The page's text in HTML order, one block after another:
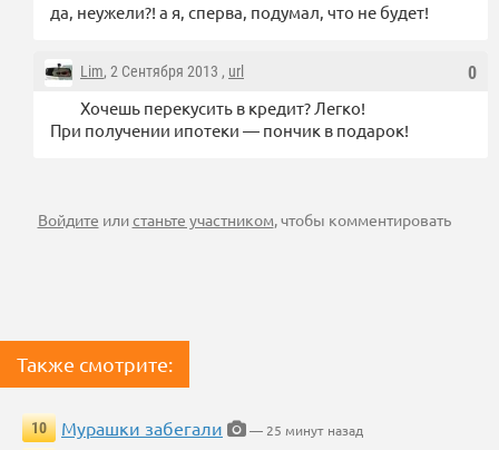
да, неужели?! а я, сперва, подумал, что не будет!
0
Lim, 2 Сентября 2013 , url
Хочешь перекусить в кредит? Легко!
При получении ипотеки — пончик в подарок!
Войдите илистаньте участником, чтобы комментировать
Также смотрите:
10 Мурашки забегали
— 25 минут назад